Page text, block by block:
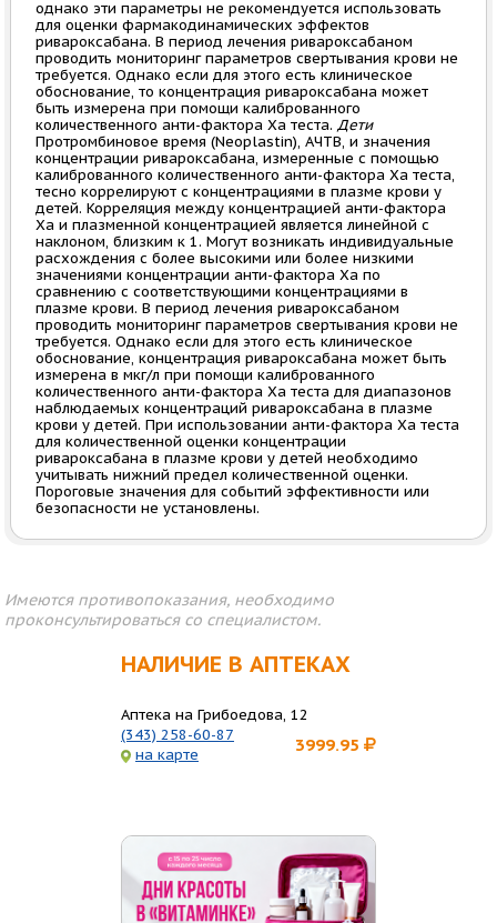
однако эти параметры не рекомендуется использовать
для оценки фармакодинамических эффектов
ривароксабана. В период лечения ривароксабаном
проводить мониторинг параметров свертывания крови не
требуется. Однако если для этого есть клиническое
обоснование, то концентрация ривароксабана может
быть измерена при помощи калиброванного
количественного анти-фактора Ха теста.Дети
Протромбиновое время (Neoplastin), АЧТВ, и значения
концентрации ривароксабана, измеренные с помощью
калиброванного количественного анти-фактора Ха теста,
тесно коррелируют с концентрациями в плазме крови у
детей. Корреляция между концентрацией анти-фактора
Ха и плазменной концентрацией является линейной с
наклоном, близким к 1. Могут возникать индивидуальные
расхождения с более высокими или более низкими
значениями концентрации анти-фактора Ха по
сравнению с соответствующими концентрациями в
плазме крови. В период лечения ривароксабаном
проводить мониторинг параметров свертывания крови не
требуется. Однако если для этого есть клиническое
обоснование, концентрация ривароксабана может быть
измерена в мкг/л при помощи калиброванного
количественного анти-фактора Ха теста для диапазонов
наблюдаемых концентраций ривароксабана в плазме
крови у детей. При использовании анти-фактора Ха теста
для количественной оценки концентрации
ривароксабана в плазме крови у детей необходимо
учитывать нижний предел количественной оценки.
Пороговые значения для событий эффективности или
безопасности не установлены.
Имеются противопоказания, необходимо
проконсультироваться со специалистом.
НАЛИЧИЕ В АПТЕКАХ
Аптека на Грибоедова, 12
(343) 258-60-87
на карте
3999.95